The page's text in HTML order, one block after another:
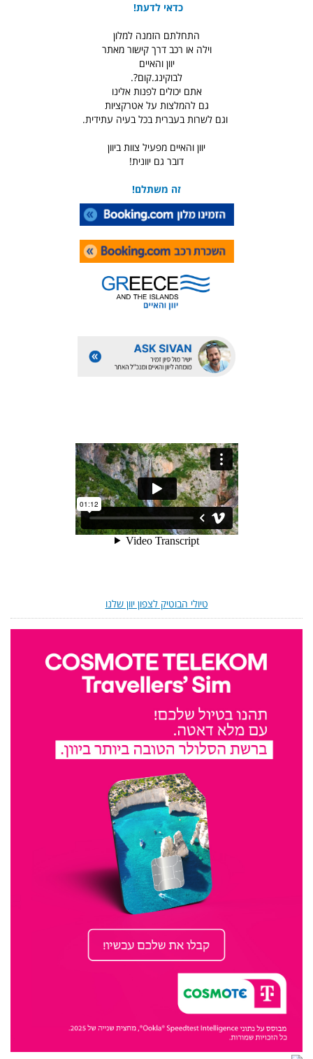
כדאי לדעת!
התחלתם הזמנה למלון
וילה או רכב דרך קישור מאתר
יוון והאיים
לבוקינג.קום?.
אתם יכולים לפנות אלינו
גם להמלצות על אטרקציות
וגם לשרות בעברית בכל בעיה עתידית.
יוון והאיים מפעיל צוות ביוון
דובר גם יוונית!
זה משתלם!
טיולי הבוטיק לצפון יוון שלנו